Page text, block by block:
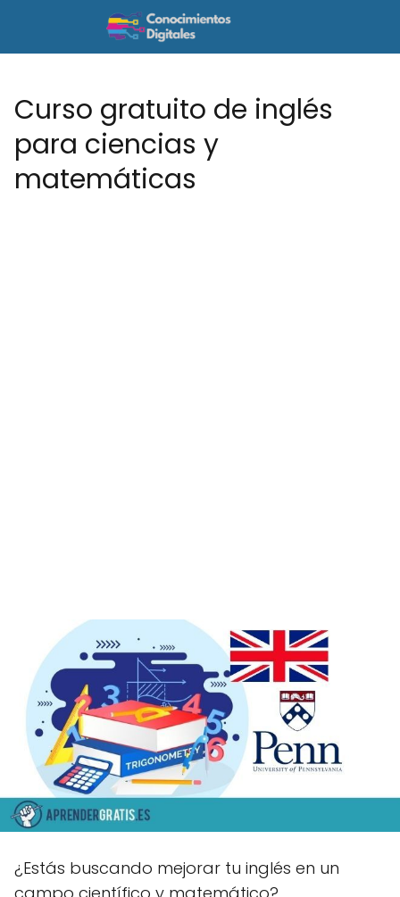
Curso gratuito de inglés
para ciencias y
matemáticas
¿Estás buscando mejorar tu inglés en un